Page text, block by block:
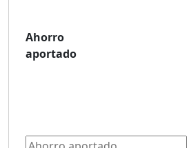
Ahorro
aportado